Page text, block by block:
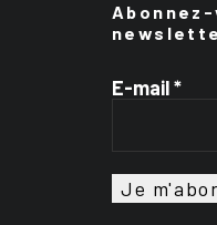
E-mail*